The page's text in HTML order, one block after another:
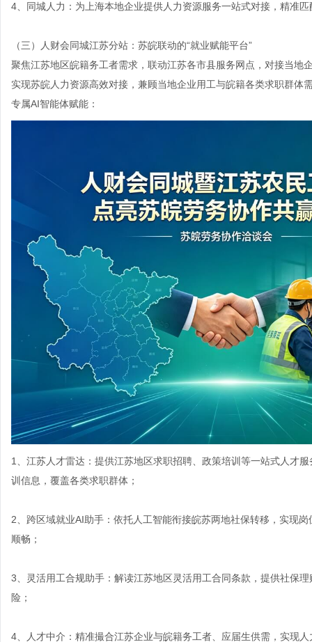
4、同城人力：为上海本地企业提供人力资源服务一站式对接，精准
（三） 人财会同城江苏分站 ：苏皖联动的“就业赋能平台”
聚焦江苏地区皖籍务工者需求，联动江苏各市县服务网点，对接当地
实现苏皖人力资源高效对接，兼顾当地企业用工与皖籍各类求职群体
专属AI智能体赋能：
1、江苏人才雷达：提供江苏地区求职招聘、政策培训等一站式人才
训信息，覆盖各类求职群体；
2、跨区域就业AI助手：依托人工智能衔接皖苏两地社保转移，实现
顺畅；
3、灵活用工合规助手：解读江苏地区灵活用工合同条款，提供社保
险；
4、人才中介：精准撮合江苏企业与皖籍务工者、应届生供需，实现